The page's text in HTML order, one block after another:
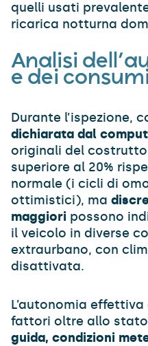
quelli usati
ricarica notturna
Analisi
e dei consumi
Durante l’ispezione,
dichiarata dal
originali del
superiore al 20%
normale (i cicli di
ottimistici), ma
maggiori possono
il veicolo in diverse
extraurbano, con
disattivata.
L’autonomia
fattori oltre allo
guida, condizioni